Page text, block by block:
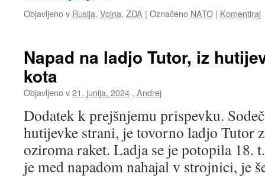
Objavljeno v Rusija, Vojna, ZDA | Označeno NATO | Komentiraj
Napad na ladjo Tutor, iz
kota
Objavljeno v21. junija, 2024 , Andrej
Dodatek k prejšnjemu prispevku.
hutijevke strani, je tovorno ladjo Tutor
oziroma raket. Ladja se je potopila 18.
je med napadom nahajal v strojnici, je